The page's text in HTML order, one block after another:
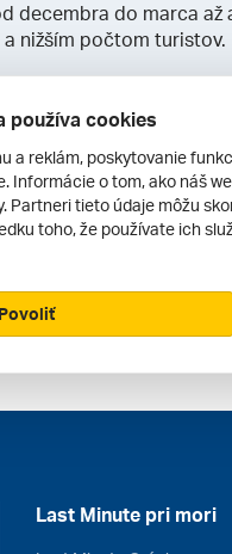
decembra do marca
nižším počtom turistov.
Dominikánska
v roku 1492 ao štyri
Dnes je krajina
jantárom.
Last Minute pri mori
používa cookies
a reklám, poskytovanie
Informácie o tom, ako náš
Partneri tieto údaje môžu
toho, že používate ich
Povoliť